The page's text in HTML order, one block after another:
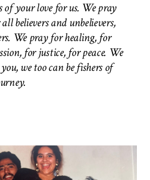
of your love for us. We pray
believers and unbelievers,
We pray for healing, for
for justice, for peace. We
we too can be fishers of